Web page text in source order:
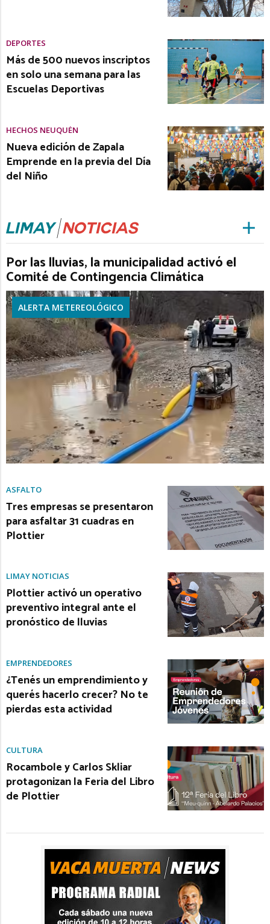
DEPORTES
Más de 500 nuevos inscriptos
en solo una semana para las
Escuelas Deportivas
HECHOS NEUQUÉN
Nueva edición de Zapala
Emprende en la previa del Día
del Niño
Por las lluvias, la municipalidad activó el
Comité de Contingencia Climática
ALERTA METEREOLÓGICO
ASFALTO
Tres empresas se presentaron
para asfaltar 31 cuadras en
Plottier
LIMAY NOTICIAS
Plottier activó un operativo
preventivo integral ante el
pronóstico de lluvias
EMPRENDEDORES
¿Tenés un emprendimiento y
querés hacerlo crecer? No te
pierdas esta actividad
CULTURA
Rocambole y Carlos Skliar
protagonizan la Feria del Libro
de Plottier